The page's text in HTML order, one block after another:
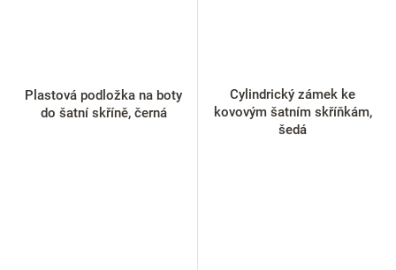
Plastová podložka na boty
do šatní skříně, černá
Cylindrický zámek ke
kovovým šatním skříňkám,
šedá